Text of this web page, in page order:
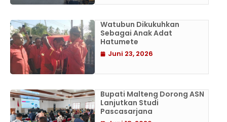
Watubun Dikukuhkan
Sebagai Anak Adat
Hatumete
Juni 23, 2026
Bupati Malteng Dorong ASN
Lanjutkan Studi
Pascasarjana